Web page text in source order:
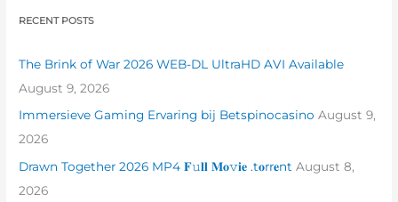
RECENT POSTS
The Brink of War 2026 WEB-DL UltraHD AVI Available
August 9, 2026
Immersieve Gaming Ervaring bij Betspinocasino August 9,
2026
Drawn Together 2026 MP4 𝐅𝚞𝐥𝐥 𝐌𝐨𝚟𝐢𝐞 .t𝐨rr𝐞nt August 8,
2026